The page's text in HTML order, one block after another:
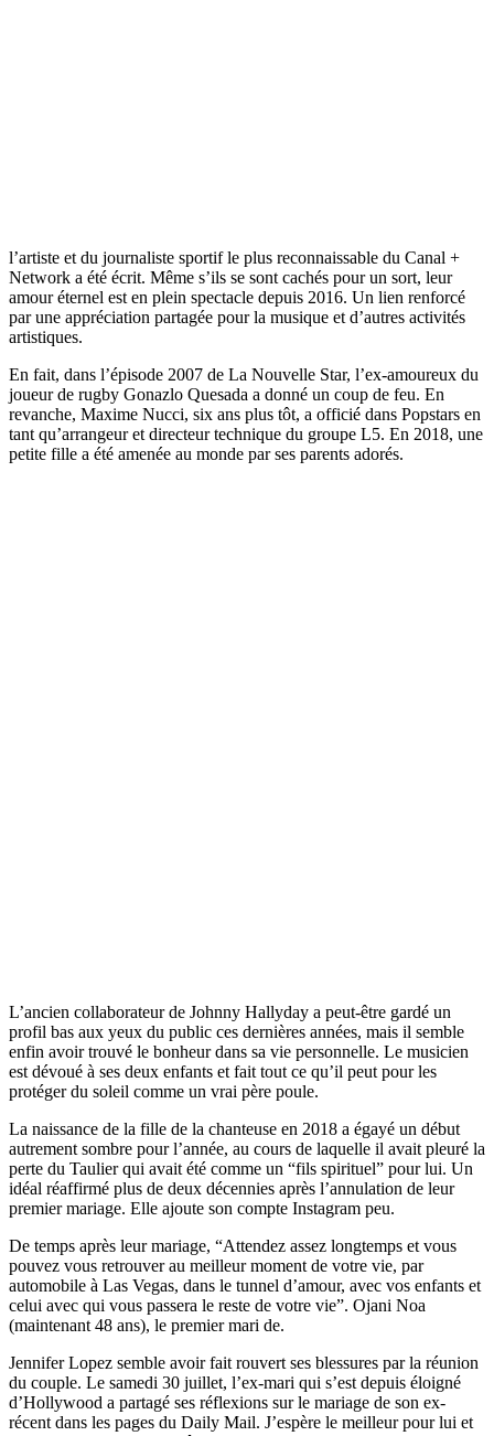
l’artiste et du journaliste sportif le plus reconnaissable du Canal +
Network a été écrit. Même s’ils se sont cachés pour un sort, leur
amour éternel est en plein spectacle depuis 2016. Un lien renforcé
par une appréciation partagée pour la musique et d’autres activités
artistiques.
En fait, dans l’épisode 2007 de La Nouvelle Star, l’ex-amoureux du
joueur de rugby Gonazlo Quesada a donné un coup de feu. En
revanche, Maxime Nucci, six ans plus tôt, a officié dans Popstars en
tant qu’arrangeur et directeur technique du groupe L5. En 2018, une
petite fille a été amenée au monde par ses parents adorés.
L’ancien collaborateur de Johnny Hallyday a peut-être gardé un
profil bas aux yeux du public ces dernières années, mais il semble
enfin avoir trouvé le bonheur dans sa vie personnelle. Le musicien
est dévoué à ses deux enfants et fait tout ce qu’il peut pour les
protéger du soleil comme un vrai père poule.
La naissance de la fille de la chanteuse en 2018 a égayé un début
autrement sombre pour l’année, au cours de laquelle il avait pleuré la
perte du Taulier qui avait été comme un “fils spirituel” pour lui. Un
idéal réaffirmé plus de deux décennies après l’annulation de leur
premier mariage. Elle ajoute son compte Instagram peu.
De temps après leur mariage, “Attendez assez longtemps et vous
pouvez vous retrouver au meilleur moment de votre vie, par
automobile à Las Vegas, dans le tunnel d’amour, avec vos enfants et
celui avec qui vous passera le reste de votre vie”. Ojani Noa
(maintenant 48 ans), le premier mari de.
Jennifer Lopez semble avoir fait rouvert ses blessures par la réunion
du couple. Le samedi 30 juillet, l’ex-mari qui s’est depuis éloigné
d’Hollywood a partagé ses réflexions sur le mariage de son ex-
récent dans les pages du Daily Mail. J’espère le meilleur pour lui et